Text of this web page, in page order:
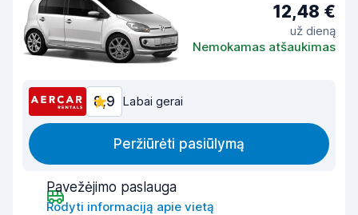
12,48 €
už dieną
Nemokamas atšaukimas
8,9 Labai gerai
Peržiūrėti pasiūlymą
Pavežėjimo paslauga
Rodyti informaciją apie vietą